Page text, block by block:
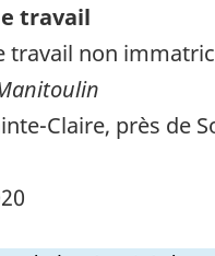
travail
travail non
Claire, près de